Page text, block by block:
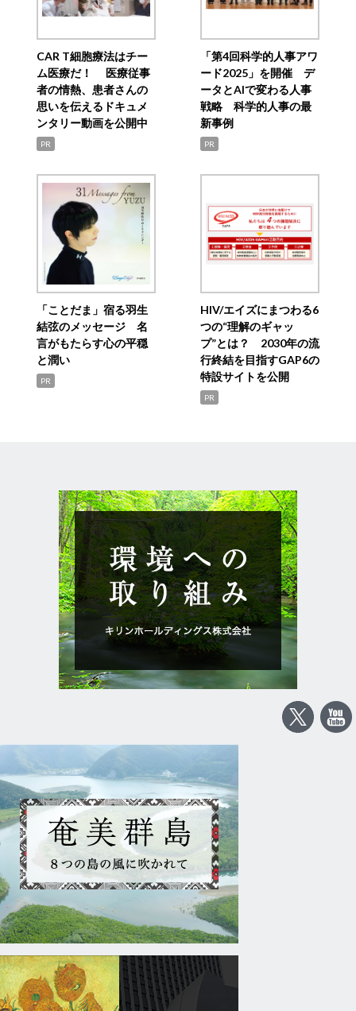
CAR T細胞療法はチー
ム医療だ！ 医療従事
者の情熱、患者さんの
思いを伝えるドキュメ
ンタリー動画を公開中
PR
「第4回科学的人事アワ
ード2025」を開催 デ
ータとAIで変わる人事
戦略 科学的人事の最
新事例
PR
「ことだま」宿る羽生
結弦のメッセージ 名
言がもたらす心の平穏
と潤い
PR
HIV/エイズにまつわる6
つの“理解のギャッ
プ”とは？ 2030年の流
行終結を目指すGAP6の
特設サイトを公開
PR